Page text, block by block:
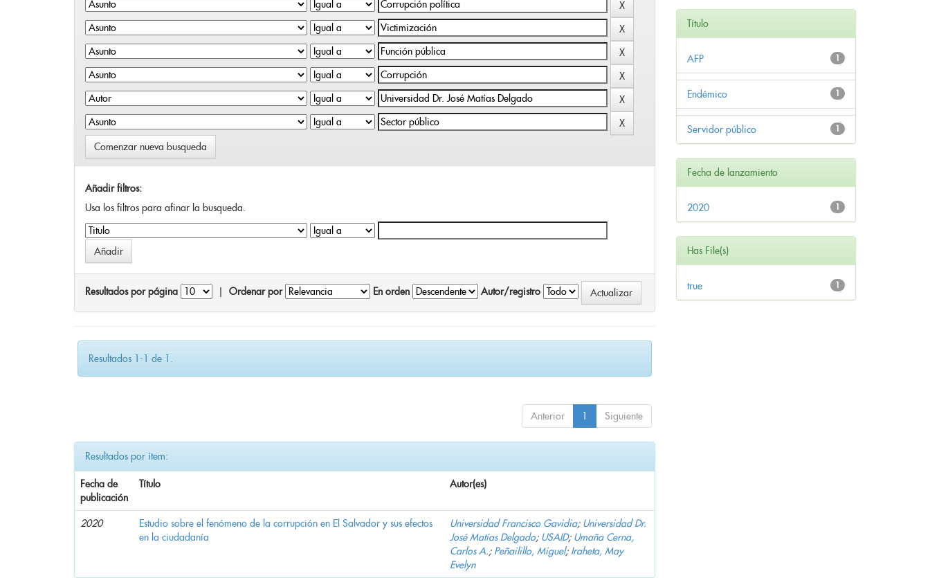
Comenzar nueva busqueda
Añadir filtros:
Usa los filtros para afinar la busqueda.
Resultados por página Ordenar por En orden Autor/registro
Resultados 1-1 de 1.
Anterior 1 Siguiente
Resultados por ítem:
Fecha de
publicación
Título Autor(es)
2020
Estudio sobre el fenómeno de la corrupción en El Salvador y sus efectos
en la ciudadanía
Universidad Francisco Gavidia; Universidad Dr.
José Matías Delgado; USAID; Umaña Cerna,
Carlos A.; Peñailillo, Miguel; Iraheta, May
Evelyn
Título
1
AFP
1
Endémico
1
Servidor público
Fecha de lanzamiento
1
2020
Has File(s)
1
true